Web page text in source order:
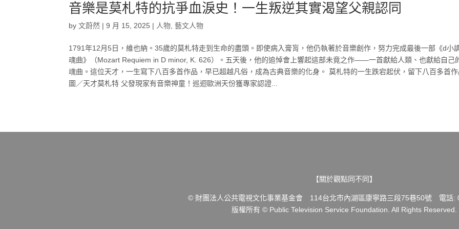
音樂是莫札特的抗爭血淚史！一生叛逆其實渴望父親認同
by文蔚然 |9 月 15, 2025 | 人物 藝文人物
1791年12月5日，維也納。35歲的莫札特走到生命的盡頭。即使病入膏肓，他仍執著於音樂創作，努力完成最後一部《d小
魂曲》（Mozart Requiem in D minor, K. 626）。五天後，他的追悼會上響起這部未竟之作——一首獻給人類、也獻給自己
魂曲。這位天才，一生寫下八百多首作品，早已超越凡俗，成為古典音樂的化身。 莫札特的一生跌宕起伏，留下八百多首作
圖／天才莫札特 父發現家有音樂神童！巡迴歐洲天份獲專家認證...
【關於觀點同不同】
© 財團法人公共電視文化事業基金會 114台北市內湖區康寧路三段75巷50號 電話:
版權所有 © Public Television Service Foundation. All Rights Reserved.